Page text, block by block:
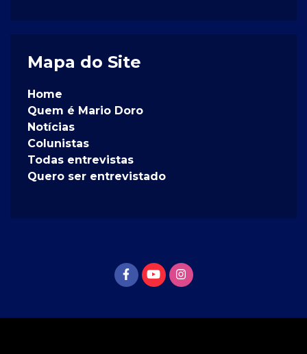
Mapa do Site
Home
Quem é Mario Doro
Notícias
Colunistas
Todas entrevistas
Quero ser entrevistado